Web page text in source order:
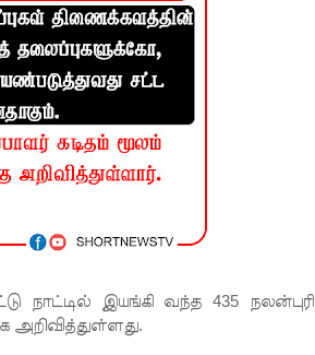
நாட்டில் இயங்கி வந்த 435 நலன்புரி